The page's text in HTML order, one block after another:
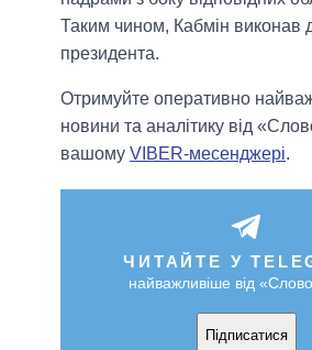
Таким чином, Кабмін виконав
президента.
Отримуйте оперативно
новини та аналітику від
вашому VIBER-месенджері.
ЧИТАЙТЕ У
найважливіше від «Слово
Підписатися